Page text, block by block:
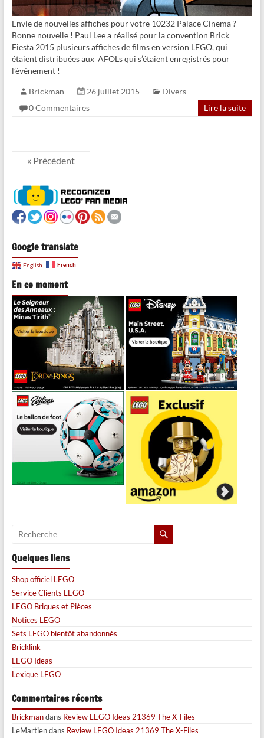
Envie de nouvelles affiches pour votre 10232 Palace Cinema ?
Bonne nouvelle ! Paul Lee a réalisé pour la convention Brick
Fiesta 2015 plusieurs affiches de films en version LEGO, qui
étaient distribuées aux AFOLs qui s’étaient enregistrés pour
l’événement !
Brickman 26 juillet 2015
Divers
0 Commentaires
Lire la suite
« Précédent
Google translate
English French
En ce moment
Quelques liens
Shop officiel LEGO
Service Clients LEGO
LEGO Briques et Pièces
Notices LEGO
Sets LEGO bientôt abandonnés
Bricklink
LEGO Ideas
Lexique LEGO
Commentaires récents
Brickmandans Review LEGO Ideas 21369 The X-Files
LeMartiendans Review LEGO Ideas 21369 The X-Files